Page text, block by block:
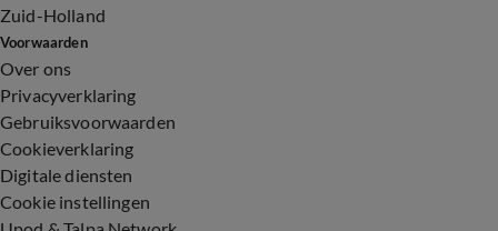
Zuid-Holland
Voorwaarden
Over ons
Privacyverklaring
Gebruiksvoorwaarden
Cookieverklaring
Digitale diensten
Cookie instellingen